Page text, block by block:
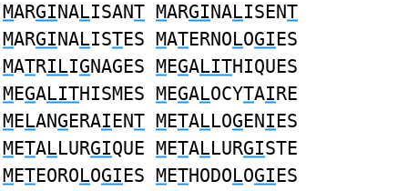
MARGINALISANT MARGINALISENT
MARGINALISTES MATERNOLOGIES
MATRILIGNAGES MEGALITHIQUES
MEGALITHISMES MEGALOCYTAIRE
MELANGERAIENT METALLOGENIES
METALLURGIQUE METALLURGISTE
METEOROLOGIES METHODOLOGIES